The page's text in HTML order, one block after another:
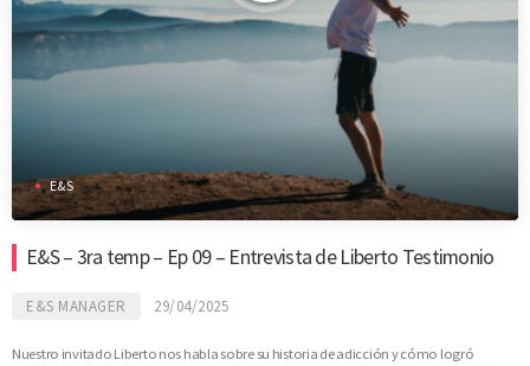
E&S
E&S – 3ra temp – Ep 09 – Entrevista de Liberto Testimonio
E&S MANAGER 29/04/2025
Nuestro invitado Liberto nos habla sobre su historia de adicción y cómo logró